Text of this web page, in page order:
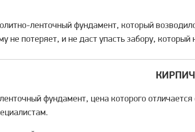
ленточный фундамент, который
не потеряет, и не даст упасть забору, который
фундамент, цена которого